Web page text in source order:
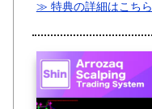
≫ 特典の詳細はこちら